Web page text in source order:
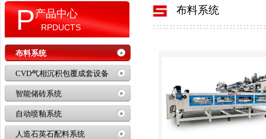
P产品中心
RPDUCTS
布料系统
CVD气相沉积包覆成套设备
智能储砖系统
自动喷釉系统
人造石英石配料系统
布料系统